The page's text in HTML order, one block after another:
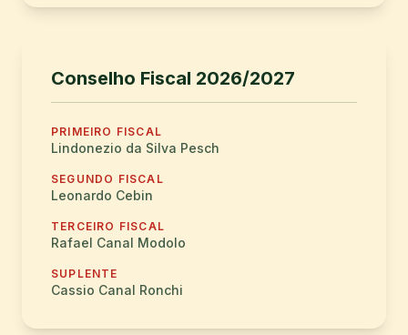
Conselho Fiscal 2026/2027
PRIMEIRO FISCAL
Lindonezio da Silva Pesch
SEGUNDO FISCAL
Leonardo Cebin
TERCEIRO FISCAL
Rafael Canal Modolo
SUPLENTE
Cassio Canal Ronchi